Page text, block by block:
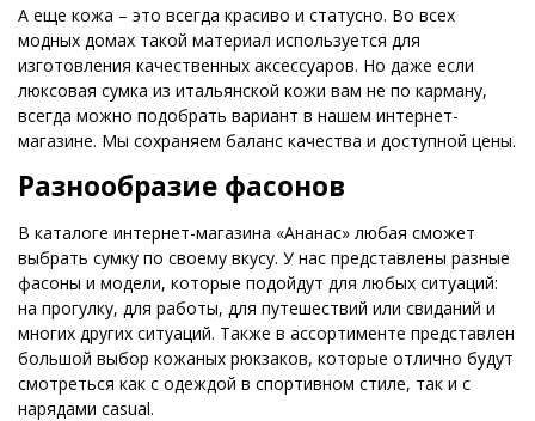
А еще кожа – это всегда красиво и статусно. Во всех
модных домах такой материал используется для
изготовления качественных аксессуаров. Но даже если
люксовая сумка из итальянской кожи вам не по карману,
всегда можно подобрать вариант в нашем интернет-
магазине. Мы сохраняем баланс качества и доступной цены.
Разнообразие фасонов
В каталоге интернет-магазина «Ананас» любая сможет
выбрать сумку по своему вкусу. У нас представлены разные
фасоны и модели, которые подойдут для любых ситуаций:
на прогулку, для работы, для путешествий или свиданий и
многих других ситуаций. Также в ассортименте представлен
большой выбор кожаных рюкзаков, которые отлично будут
смотреться как с одеждой в спортивном стиле, так и с
нарядами casual.